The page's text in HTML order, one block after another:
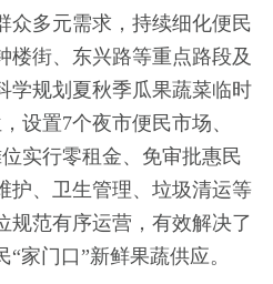
众多元需求，持续细化便民
楼街、东兴路等重点路段及
学规划夏秋季瓜果蔬菜临时
设置7个夜市便民市场、
实行零租金、免审批惠民
护、卫生管理、垃圾清运等
规范有序运营，有效解决了
家门口”新鲜果蔬供应。